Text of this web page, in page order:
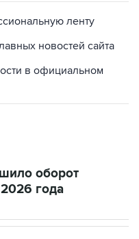
ленту
новостей сайта
в официальном
оборот
года